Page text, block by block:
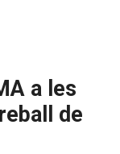
a les
de